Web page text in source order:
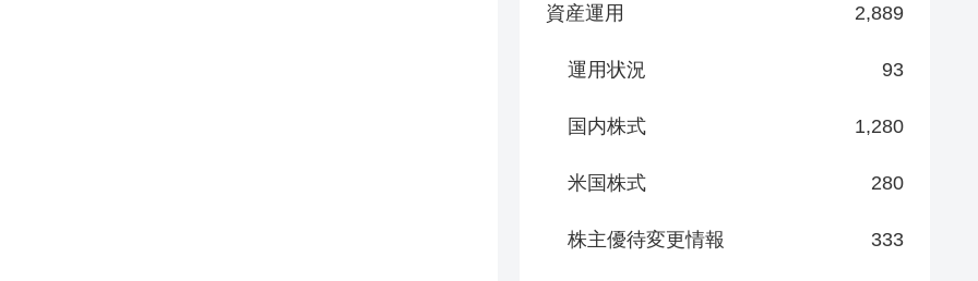
資産運用 2,889
運用状況 93
国内株式 1,280
米国株式 280
株主優待変更情報 333